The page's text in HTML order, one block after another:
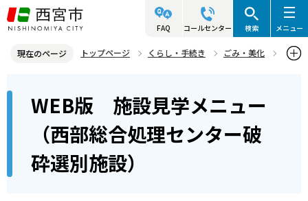
こ
の
ジ
す
FAQ コールセンター 検索 メニュー
現在のページ トップページ くらし・手続き
ごみ・美化
WEB版 施設見学メニュー（西部総合処理センター破砕選別施設）
ら
WEB版 施設見学メニュー
（西部総合処理センター破
砕選別施設）